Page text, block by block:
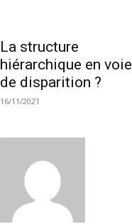
La structure
hiérarchique en voie
de disparition ?
16/11/2021